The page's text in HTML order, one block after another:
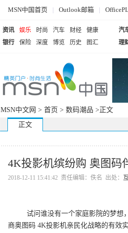
MSN中国首页 | Outlook邮箱 |
资讯 娱乐 时尚 汽车 财经
健康
银行
保险 深度 博览 历史 图汇
汽
理
MSN中文网 > 首页 > 数码潮品 >正文
正文
4K投影机缤纷购 奥图码
2018-12-11 15:41:42 责任编辑：佚名 出处：
试问谁没有一个家庭影院的梦想，
商奥图码 4K投影机亲民化战略的有效